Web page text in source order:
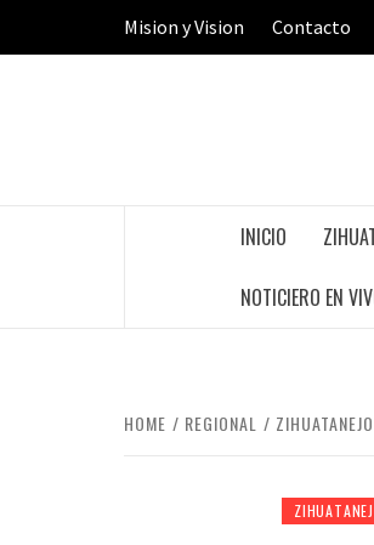
Mision y Vision Contacto
INICIO
NOTICIERO EN
HOME REGIONAL ZIHUATANEJO